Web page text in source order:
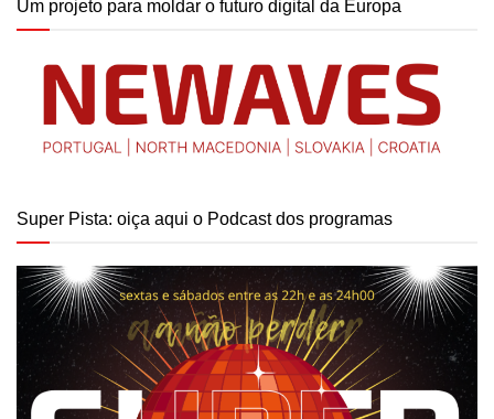
Um projeto para moldar o futuro digital da Europa
Super Pista: oiça aqui o Podcast dos programas